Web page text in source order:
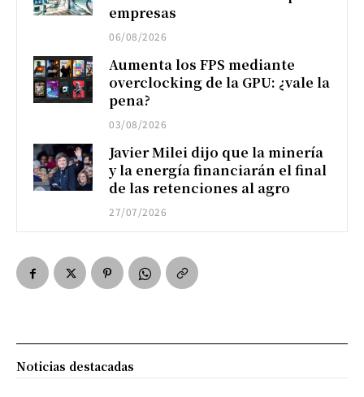
empresas
06/08/2026
Aumenta los FPS mediante
overclocking de la GPU: ¿vale la
pena?
03/08/2026
Javier Milei dijo que la minería
y la energía financiarán el final
de las retenciones al agro
27/07/2026
Noticias destacadas